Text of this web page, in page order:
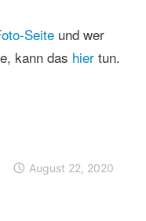
Seiteund wer
kann das hiertun.
August 22, 2020